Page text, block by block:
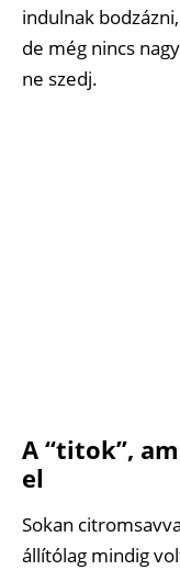
indulnak
de még nincs
ne szedj.
A “titok”,
el
Sokan
állítólag mindig